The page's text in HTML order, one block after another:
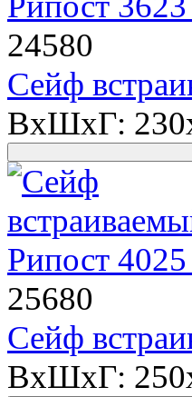
24580
Сейф
ВхШхГ:
25680
Сейф
ВхШхГ: